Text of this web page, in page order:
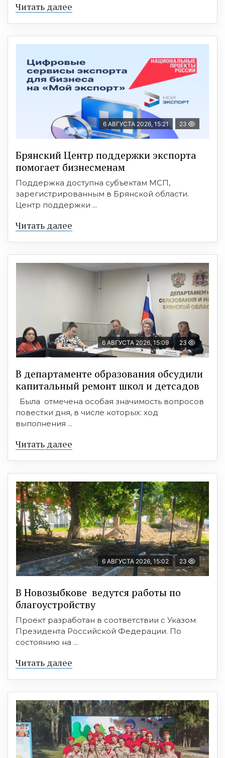
Читать далее
6 АВГУСТА 2026, 15:21 23
Брянский Центр поддержки экспорта
помогает бизнесменам
Поддержка доступна субъектам МСП,
зарегистрированным в Брянской области.
Центр поддержки ...
Читать далее
6 АВГУСТА 2026, 15:09 23
В департаменте образования обсудили
капитальный ремонт школ и детсадов
Была отмечена особая значимость вопросов
повестки дня, в числе которых: ход
выполнения ...
Читать далее
6 АВГУСТА 2026, 15:02 23
В Новозыбкове ведутся работы по
благоустройству
Проект разработан в соответствии с Указом
Президента Российской Федерации. По
состоянию на ...
Читать далее